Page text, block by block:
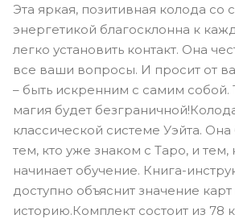
Эта яркая, позитивная колода со
энергетикой благосклонна к
легко установить контакт. Она
все ваши вопросы. И просит от
– быть искренним с самим собой.
магия будет
классической системе Уэйта. Она
тем, кто уже знаком с Таро, и тем,
начинает обучение. Книга-
доступно объяснит значение
историю.Комплект состоит из 78